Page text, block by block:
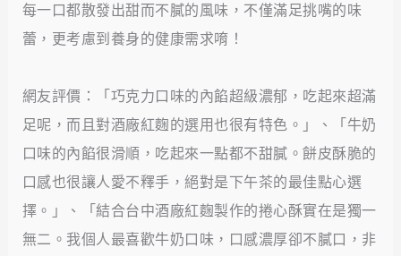
每一口都散發出甜而不膩的風味，不僅滿足挑嘴的味
蕾，更考慮到養身的健康需求唷！
網友評價：「巧克力口味的內餡超級濃郁，吃起來超滿
足呢，而且對酒廠紅麴的選用也很有特色。」、「牛奶
口味的內餡很滑順，吃起來一點都不甜膩。餅皮酥脆的
口感也很讓人愛不釋手，絕對是下午茶的最佳點心選
擇。」、「結合台中酒廠紅麴製作的捲心酥實在是獨一
無二。我個人最喜歡牛奶口味，口感濃厚卻不膩口，非